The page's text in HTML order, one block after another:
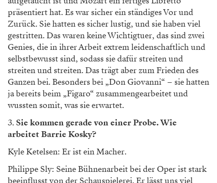
präsentiert hat. Es war sicher ein ständiges Vor und
Zurück. Sie hatten es sicher lustig, und sie haben viel
gestritten. Das waren keine Wichtigtuer, das sind zwei
Genies, die in ihrer Arbeit extrem leidenschaftlich und
selbstbewusst sind, sodass sie dafür streiten und
streiten und streiten. Das trägt aber zum Frieden des
Ganzen bei. Besonders bei „Don Giovanni“ – sie hatten
ja bereits beim „Figaro“ zusammengearbeitet und
wussten somit, was sie erwartet.
3.Sie kommen gerade von einer Probe. Wie
arbeitet Barrie Kosky?
Kyle Ketelsen: Er ist ein Macher.
Philippe Sly: Seine Bühnenarbeit bei der Oper ist stark
beeinflusst von der Schauspielerei. Er lässt uns viel